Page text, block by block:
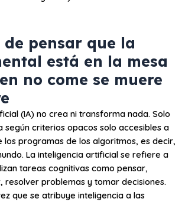
pensar que la
está en la mesa
no come se muere
(IA) no crea ni transforma nada. Solo
según criterios opacos solo accesibles a
los programas de los algoritmos, es decir,
La inteligencia artificial se refiere a
tareas cognitivas como pensar,
resolver problemas y tomar decisiones.
que se atribuye inteligencia a las